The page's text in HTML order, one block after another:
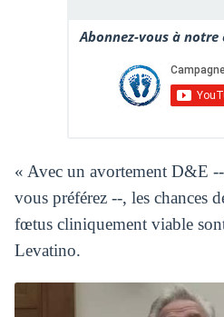
Abonnez-vous à notre
« Avec un avortement D&E
vous préférez --, les chances
fœtus cliniquement viable
Levatino.